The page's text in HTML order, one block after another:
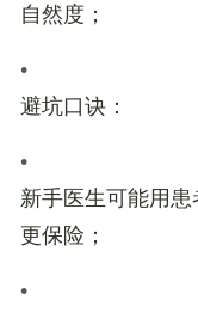
自然度；
•
避坑口诀：
•
新手医生可能用患
更保险；
•